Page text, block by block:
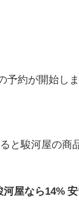
予約が開始し
と駿河屋の商
なら14% 安